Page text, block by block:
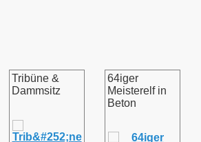
Tribüne &
Dammsitz
64iger
Meisterelf in
Beton